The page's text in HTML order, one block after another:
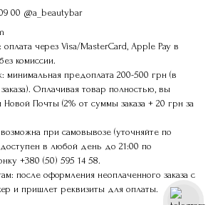
00 @a_beautybar
оплата через Visa/MasterCard, Apple Pay в
комиссии.
минимальная предоплата 200-500 грн (в
Оплачивая товар полностью, вы
Новой Почты (2% от суммы заказа + 20 грн за
при самовывозе (уточняйте по
в любой день до 21:00 по
+380 (50) 595 14 58.
после оформления неоплаченного заказа с
и пришлет реквизиты для оплаты.